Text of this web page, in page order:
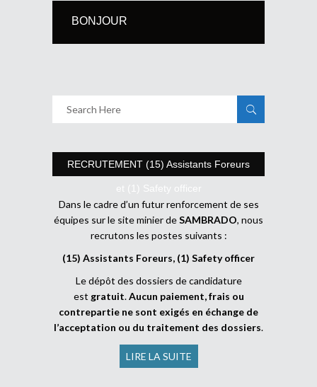
BONJOUR
RECRUTEMENT (15) Assistants Foreurs
et (1) Safety officer
Dans le cadre d’un futur renforcement de ses
équipes sur le site minier deSAMBRADO, nous
recrutons les postes suivants :
(15) Assistants Foreurs, (1) Safety officer
Le dépôt des dossiers de candidature
est gratuit.Aucun paiement, frais ou
contrepartie ne sont exigés en échange de
l’acceptation ou du traitement des dossiers.
LIRE LA SUITE